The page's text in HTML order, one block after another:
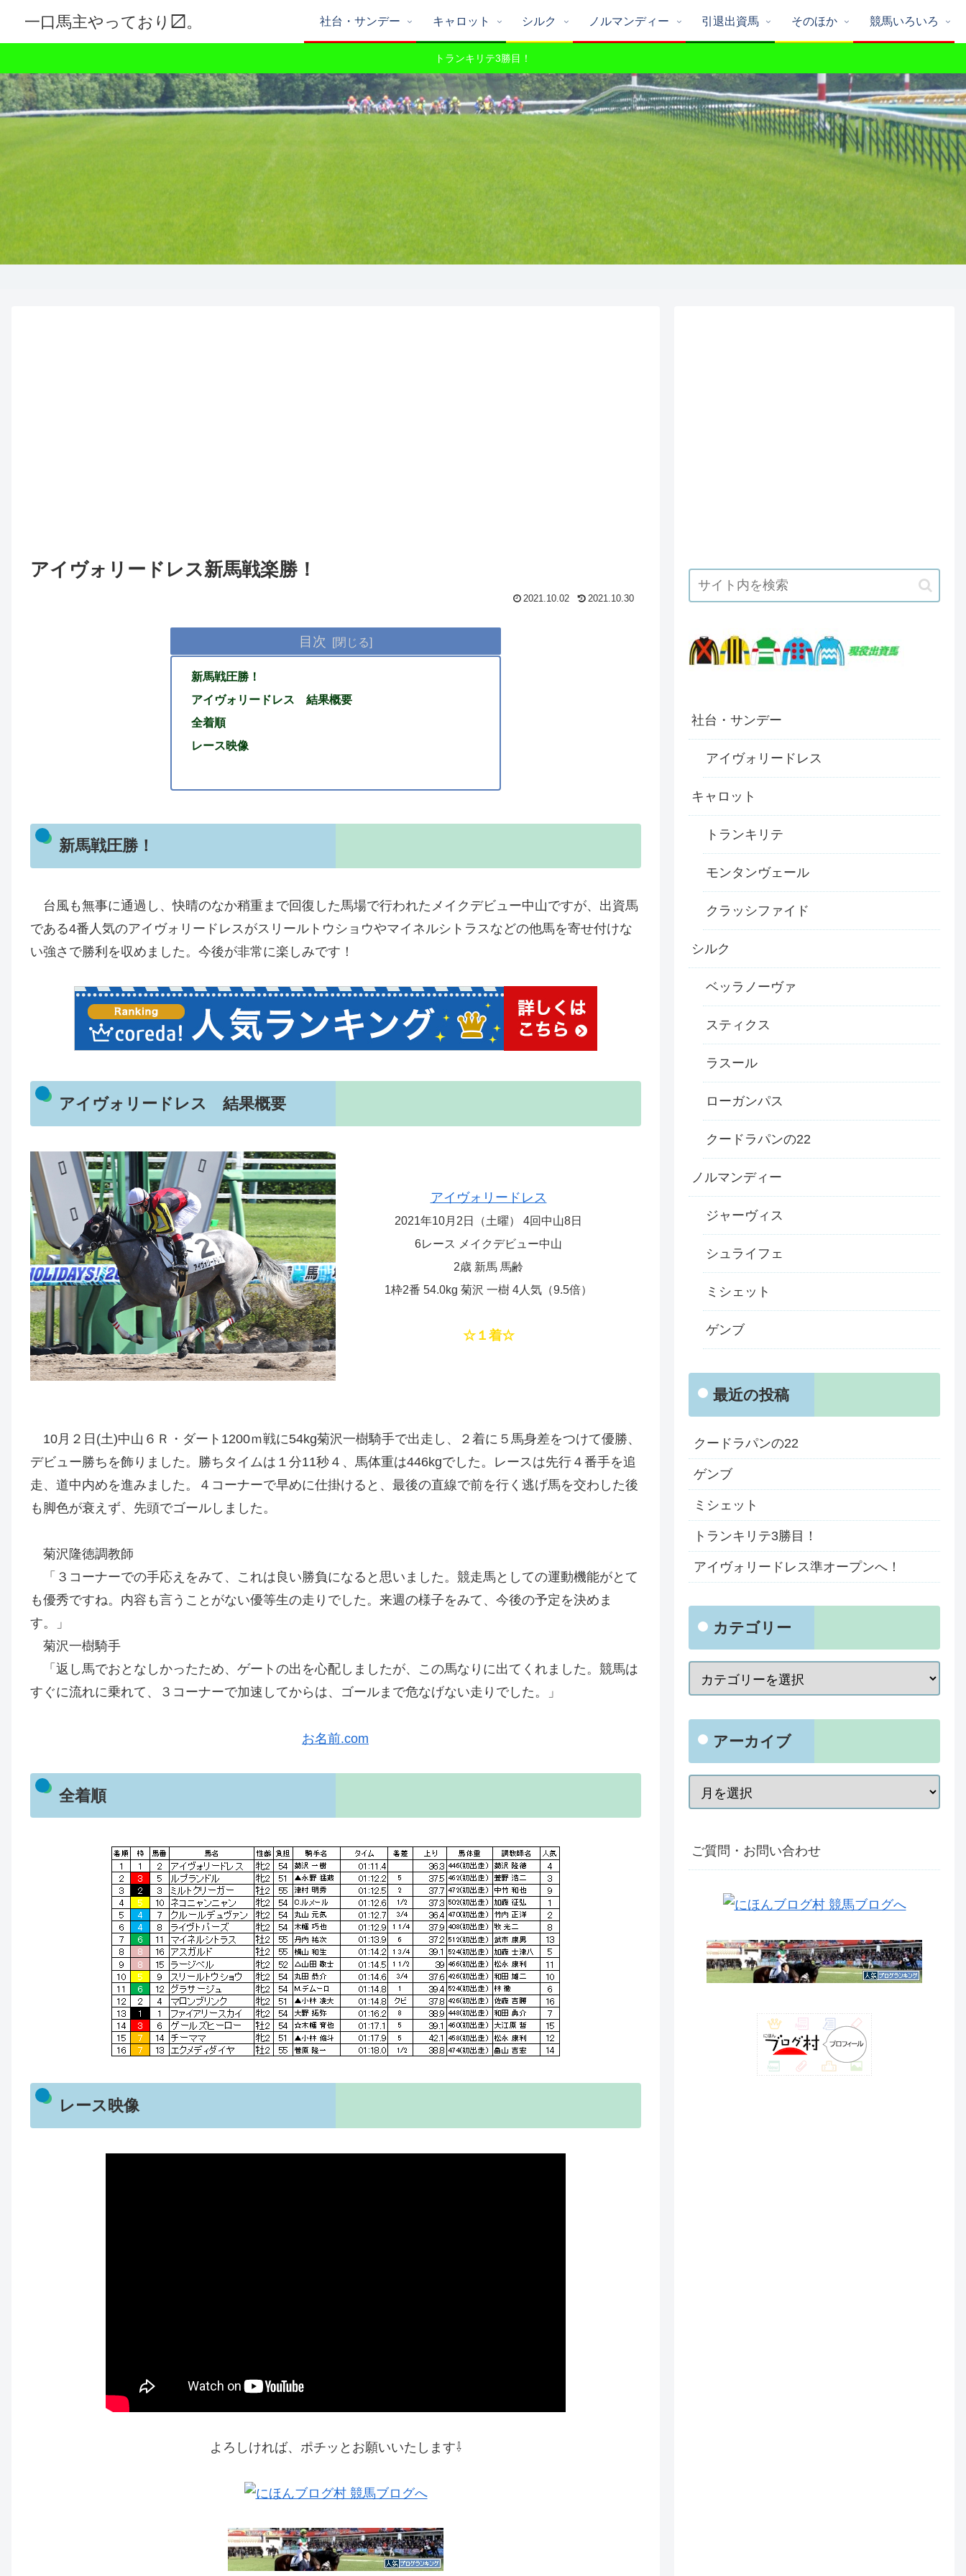
一口馬主やっており〼。 社台・サンデー キャロット シルク ノルマンディー 引退出資馬 そのほか 競馬いろいろ
トランキリテ3勝目！
アイヴォリードレス新馬戦楽勝！
2021.10.02 2021.10.30
目次
新馬戦圧勝！
アイヴォリードレス 結果概要
全着順
レース映像
新馬戦圧勝！
台風も無事に通過し、快晴のなか稍重まで回復した馬場で行われたメイクデビュー中山ですが、出資馬
である4番人気のアイヴォリードレスがスリールトウショウやマイネルシトラスなどの他馬を寄せ付けな
い強さで勝利を収めました。今後が非常に楽しみです！
アイヴォリードレス 結果概要
アイヴォリードレス
2021年10月2日（土曜） 4回中山8日
6レース メイクデビュー中山
2歳 新馬 馬齢
1枠2番 54.0kg 菊沢 一樹 4人気（9.5倍）
☆１着☆
10月２日(土)中山６Ｒ・ダート1200ｍ戦に54kg菊沢一樹騎手で出走し、２着に５馬身差をつけて優勝、
デビュー勝ちを飾りました。勝ちタイムは１分11秒４、馬体重は446kgでした。レースは先行４番手を追
走、道中内めを進みました。４コーナーで早めに仕掛けると、最後の直線で前を行く逃げ馬を交わした後
も脚色が衰えず、先頭でゴールしました。
菊沢隆徳調教師
「３コーナーでの手応えをみて、これは良い勝負になると思いました。競走馬としての運動機能がとて
も優秀ですね。内容も言うことがない優等生の走りでした。来週の様子をみて、今後の予定を決めま
す。」
菊沢一樹騎手
「返し馬でおとなしかったため、ゲートの出を心配しましたが、この馬なりに出てくれました。競馬は
すぐに流れに乗れて、３コーナーで加速してからは、ゴールまで危なげない走りでした。」
お名前.com
全着順
レース映像
よろしければ、ポチッとお願いいたします⇩
社台・サンデー
アイヴォリードレス
キャロット
トランキリテ
モンタンヴェール
クラッシファイド
シルク
ベッラノーヴァ
スティクス
ラスール
ローガンパス
クードラパンの22
ノルマンディー
ジャーヴィス
シュライフェ
ミシェット
ゲンブ
最近の投稿
クードラパンの22
ゲンブ
ミシェット
トランキリテ3勝目！
アイヴォリードレス準オープンへ！
カテゴリー
アーカイブ
ご質問・お問い合わせ